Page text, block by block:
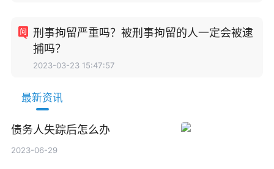
刑事拘留严重吗？被刑事拘留的人一定会被逮
捕吗？
2023-03-23 15:47:57
最新资讯
债务人失踪后怎么办
2023-06-29